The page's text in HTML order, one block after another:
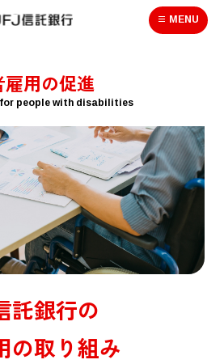
MENU
用の促進
people with disabilities
託銀行の
の取り組み